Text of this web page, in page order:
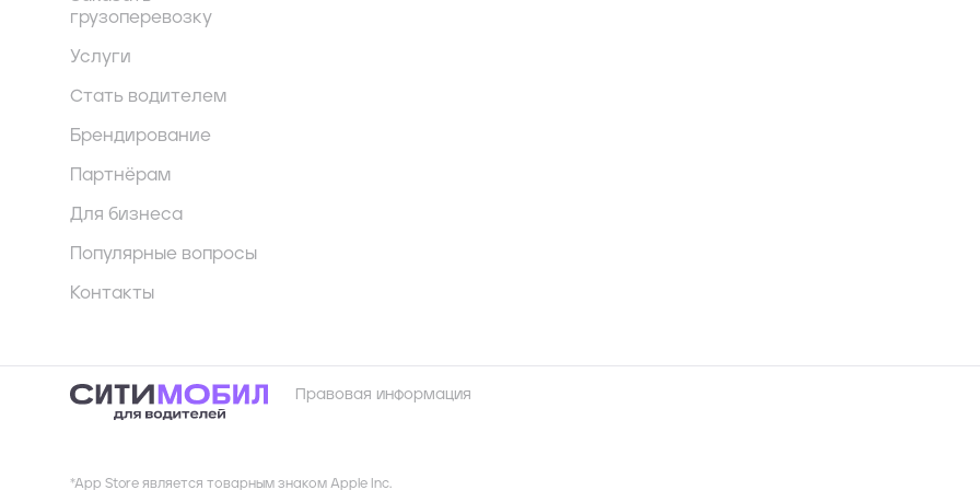
грузоперевозку
Услуги
Стать водителем
Брендирование
Партнёрам
Для бизнеса
Популярные вопросы
Контакты
Правовая информация
*App Store является товарным знаком Apple Inc.